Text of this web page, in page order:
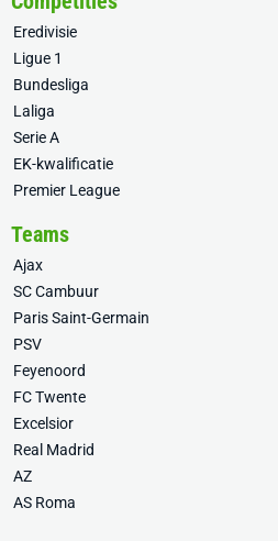
Eredivisie
Ligue 1
Bundesliga
Laliga
Serie A
EK-kwalificatie
Premier League
Teams
Ajax
SC Cambuur
Paris Saint-Germain
PSV
Feyenoord
FC Twente
Excelsior
Real Madrid
AZ
AS Roma